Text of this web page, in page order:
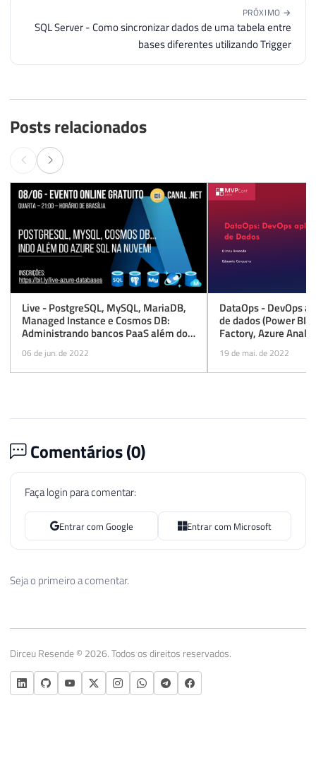
PRÓXIMO →
SQL Server - Como sincronizar dados de uma tabela entre
bases diferentes utilizando Trigger
Posts relacionados
Live - PostgreSQL, MySQL, MariaDB,
Managed Instance e Cosmos DB:
Administrando bancos PaaS além do
Azure SQL Database
06 de jun. de 2022
DataOps - DevOps
de dados (Power BI,
Factory, Azure
Objetos de bancos
19 de mai. de 2022
Comentários (0)
Faça login para comentar:
Entrar com Google Entrar com Microsoft
Seja o primeiro a comentar.
Dirceu Resende © 2026. Todos os direitos reservados.